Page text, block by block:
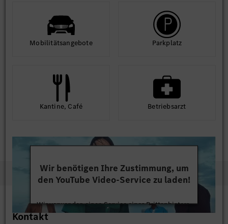
Mobilitäts­angebote Park­platz
Kantine, Café Betriebs­arzt
Wir benötigen Ihre Zustimmung, um
den YouTube Video-Service zu laden!
Wir verwenden einen Service eines Drittanbieters,
um Videoinhalte einzubetten. Dieser Service kann
Kontakt